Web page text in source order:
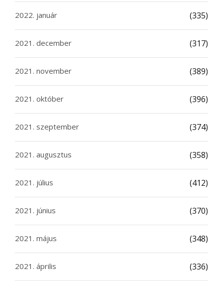
2022. január (335)
2021. december (317)
2021. november (389)
2021. október (396)
2021. szeptember (374)
2021. augusztus (358)
2021. július (412)
2021. június (370)
2021. május (348)
2021. április (336)